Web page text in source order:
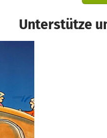
Unterstütze